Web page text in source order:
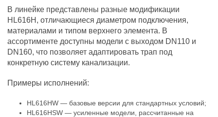
В линейке представлены разные модификации
HL616H, отличающиеся диаметром подключения,
материалами и типом верхнего элемента. В
ассортименте доступны модели с выходом DN110 и
DN160, что позволяет адаптировать трап под
конкретную систему канализации.
Примеры исполнений:
HL616HW — базовые версии для стандартных условий;
HL616HSW — усиленные модели, рассчитанные на